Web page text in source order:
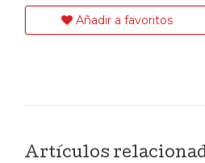
Añadir a favoritos
Artículos